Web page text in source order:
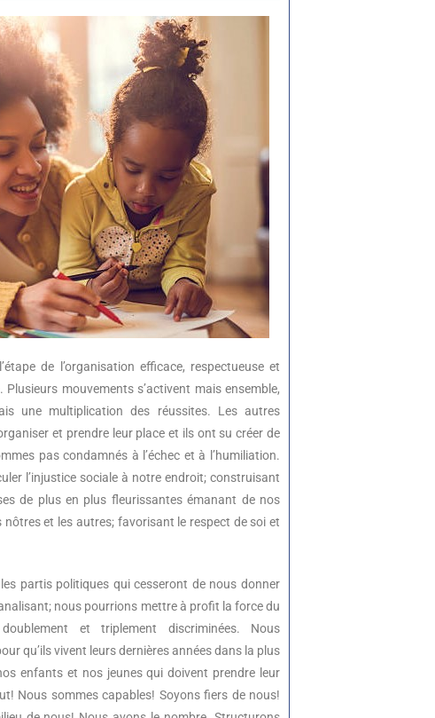
de l’organisation efficace, respectueuse et
mouvements s’activent mais ensemble,
une multiplication des réussites. Les autres
et prendre leur place et ils ont su créer de
pas condamnés à l’échec et à l’humiliation.
l’injustice sociale à notre endroit; construisant
de plus en plus fleurissantes émanant de nos
et les autres; favorisant le respect de soi et
partis politiques qui cesseront de nous donner
nous pourrions mettre à profit la force du
et triplement discriminées. Nous
qu’ils vivent leurs dernières années dans la plus
enfants et nos jeunes qui doivent prendre leur
Nous sommes capables! Soyons fiers de nous!